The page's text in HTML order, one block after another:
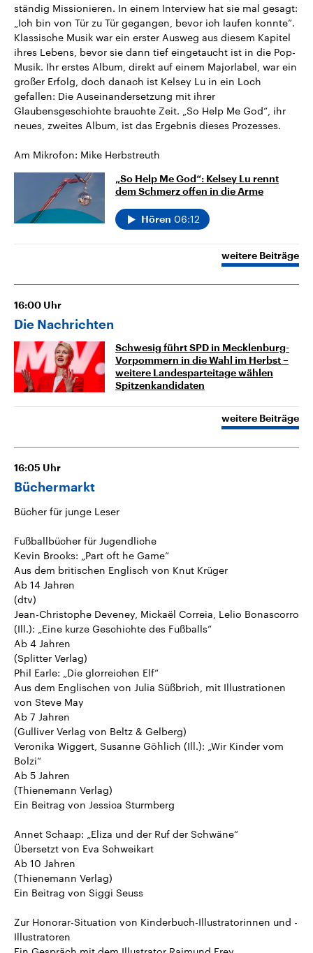
ständig Missionieren. In einem Interview hat sie mal gesagt:
„Ich bin von Tür zu Tür gegangen, bevor ich laufen konnte“.
Klassische Musik war ein erster Ausweg aus diesem Kapitel
ihres Lebens, bevor sie dann tief eingetaucht ist in die Pop-
Musik. Ihr erstes Album, direkt auf einem Majorlabel, war ein
großer Erfolg, doch danach ist Kelsey Lu in ein Loch
gefallen: Die Auseinandersetzung mit ihrer
Glaubensgeschichte brauchte Zeit. „So Help Me God“, ihr
neues, zweites Album, ist das Ergebnis dieses Prozesses.
Am Mikrofon: Mike Herbstreuth
„So Help Me God“: Kelsey Lu rennt
dem Schmerz offen in die Arme
Hören 06:12
weitere Beiträge
16:00 Uhr
Die Nachrichten
Schwesig führt SPD in Mecklenburg-
Vorpommern in die Wahl im Herbst –
weitere Landesparteitage wählen
Spitzenkandidaten
weitere Beiträge
16:05 Uhr
Büchermarkt
Bücher für junge Leser
Fußballbücher für Jugendliche
Kevin Brooks: „Part oft he Game“
Aus dem britischen Englisch von Knut Krüger
Ab 14 Jahren
(dtv)
Jean-Christophe Deveney, Mickaël Correia, Lelio Bonascorro
(Ill.): „Eine kurze Geschichte des Fußballs“
Ab 4 Jahren
(Splitter Verlag)
Phil Earle: „Die glorreichen Elf“
Aus dem Englischen von Julia Süßbrich, mit Illustrationen
von Steve May
Ab 7 Jahren
(Gulliver Verlag von Beltz & Gelberg)
Veronika Wiggert, Susanne Göhlich (Ill.): „Wir Kinder vom
Bolzi“
Ab 5 Jahren
(Thienemann Verlag)
Ein Beitrag von Jessica Sturmberg
Annet Schaap: „Eliza und der Ruf der Schwäne“
Übersetzt von Eva Schweikart
Ab 10 Jahren
(Thienemann Verlag)
Ein Beitrag von Siggi Seuss
Zur Honorar-Situation von Kinderbuch-Illustratorinnen und -
Illustratoren